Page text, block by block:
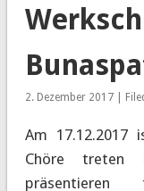
2. Dezember 2017 |
Am 17.12.2017
Chöre treten